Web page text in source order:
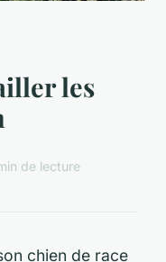
les
de lecture
chien de race